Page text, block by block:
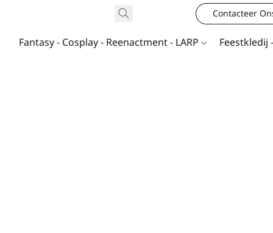
Contacteer
Fantasy - Cosplay - Reenactment - LARP Feestkledij